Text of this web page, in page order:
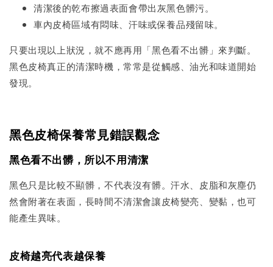
清潔後的乾布擦過表面會帶出灰黑色髒污。
車內皮椅區域有悶味、汗味或保養品殘留味。
只要出現以上狀況，就不應再用「黑色看不出髒」來判斷。
黑色皮椅真正的清潔時機，常常是從觸感、油光和味道開始
發現。
黑色皮椅保養常見錯誤觀念
黑色看不出髒，所以不用清潔
黑色只是比較不顯髒，不代表沒有髒。汗水、皮脂和灰塵仍
然會附著在表面，長時間不清潔會讓皮椅變亮、變黏，也可
能產生異味。
皮椅越亮代表越保養